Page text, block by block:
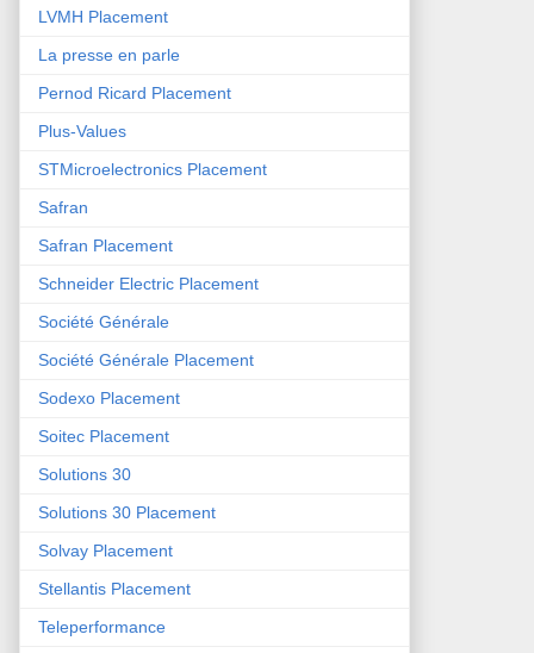
LVMH Placement
La presse en parle
Pernod Ricard Placement
Plus-Values
STMicroelectronics Placement
Safran
Safran Placement
Schneider Electric Placement
Société Générale
Société Générale Placement
Sodexo Placement
Soitec Placement
Solutions 30
Solutions 30 Placement
Solvay Placement
Stellantis Placement
Teleperformance